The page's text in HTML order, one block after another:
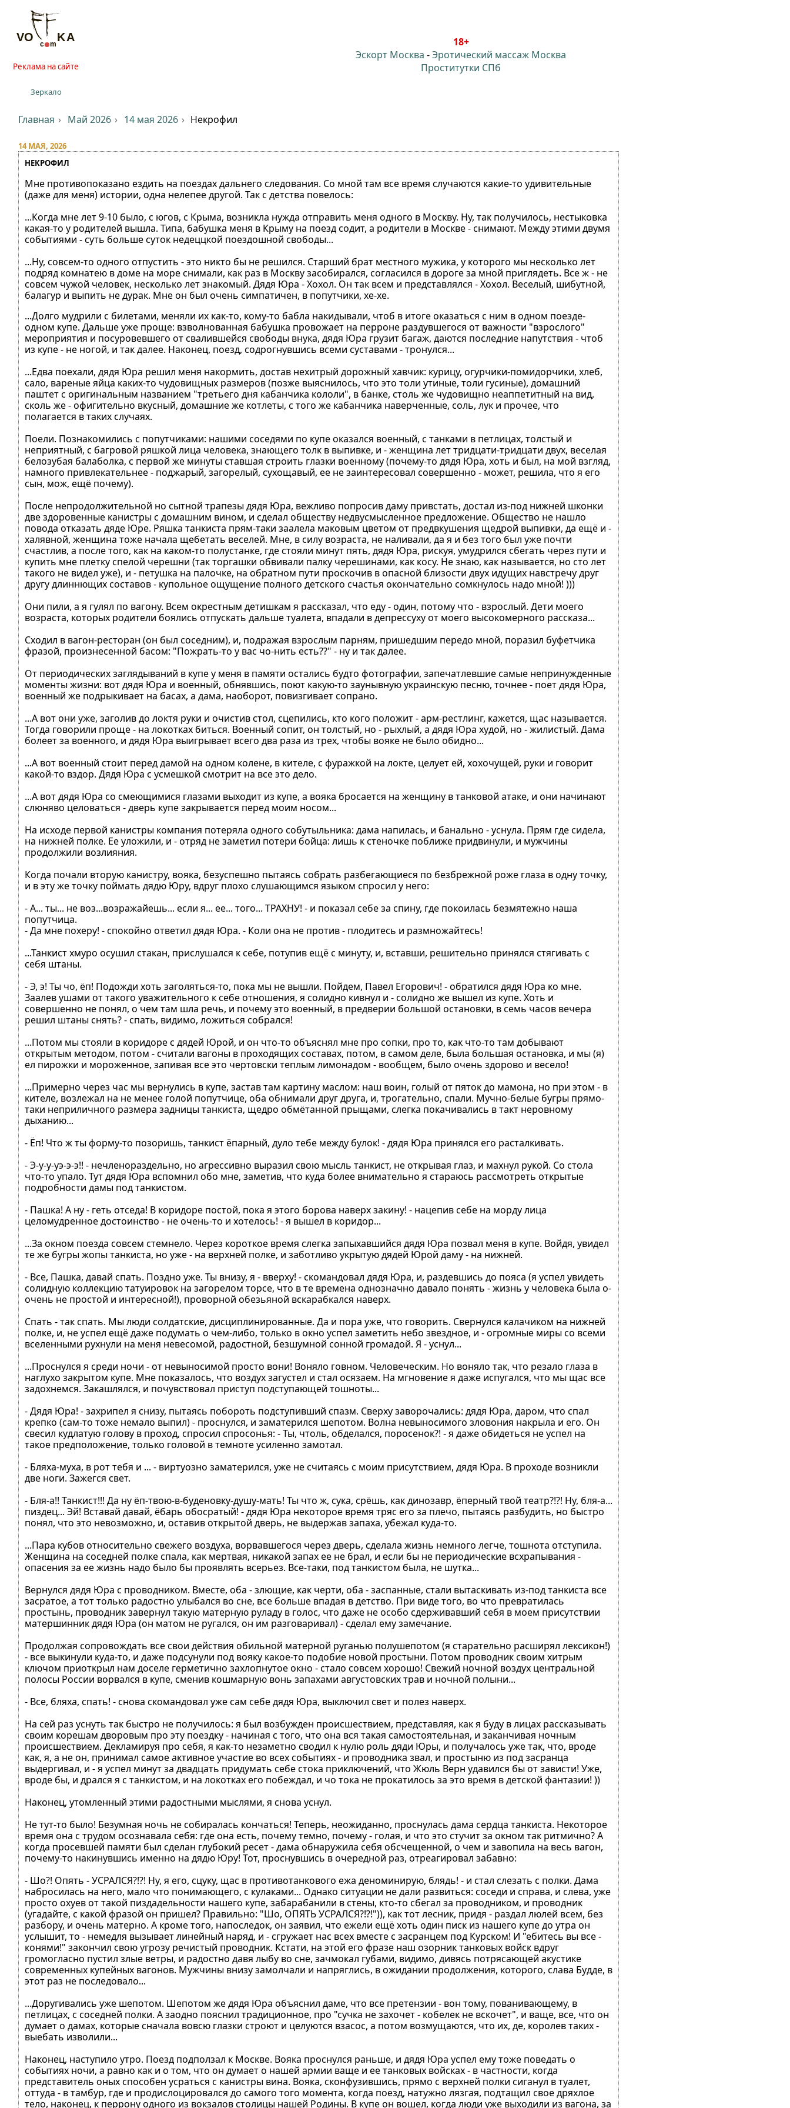
Реклама на сайте
Зеркало
18+
Эскорт Москва -Эротический массаж Москва
Проститутки СПб
Главная Май 2026 14 мая 2026 Некрофил
14 МАЯ, 2026
НЕКРОФИЛ
Мне противопоказано ездить на поездах дальнего следования. Со мной там все время случаются какие-то удивительные
(даже для меня) истории, одна нелепее другой. Так с детства повелось:
...Когда мне лет 9-10 было, с югов, с Крыма, возникла нужда отправить меня одного в Москву. Ну, так получилось, нестыковка
какая-то у родителей вышла. Типа, бабушка меня в Крыму на поезд содит, а родители в Москве - снимают. Между этими двумя
событиями - суть больше суток недеццкой поездошной свободы...
...Ну, совсем-то одного отпустить - это никто бы не решился. Старший брат местного мужика, у которого мы несколько лет
подряд комнатею в доме на море снимали, как раз в Москву засобирался, согласился в дороге за мной приглядеть. Все ж - не
совсем чужой человек, несколько лет знакомый. Дядя Юра - Хохол. Он так всем и представлялся - Хохол. Веселый, шибутной,
балагур и выпить не дурак. Мне он был очень симпатичен, в попутчики, хе-хе.
...Долго мудрили с билетами, меняли их как-то, кому-то бабла накидывали, чтоб в итоге оказаться с ним в одном поезде-
одном купе. Дальше уже проще: взволнованная бабушка провожает на перроне раздувшегося от важности "взрослого"
мероприятия и посуровевшего от свалившейся свободы внука, дядя Юра грузит багаж, даются последние напутствия - чтоб
из купе - не ногой, и так далее. Наконец, поезд, содрогнувшись всеми суставами - тронулся...
...Едва поехали, дядя Юра решил меня накормить, достав нехитрый дорожный хавчик: курицу, огурчики-помидорчики, хлеб,
сало, вареные яйца каких-то чудовищных размеров (позже выяснилось, что это толи утиные, толи гусиные), домашний
паштет с оригинальным названием "третьего дня кабанчика кололи", в банке, столь же чудовищно неаппетитный на вид,
сколь же - офигительно вкусный, домашние же котлеты, с того же кабанчика наверченные, соль, лук и прочее, что
полагается в таких случаях.
Поели. Познакомились с попутчиками: нашими соседями по купе оказался военный, с танками в петлицах, толстый и
неприятный, с багровой ряшкой лица человека, знающего толк в выпивке, и - женщина лет тридцати-тридцати двух, веселая
белозубая балаболка, с первой же минуты ставшая строить глазки военному (почему-то дядя Юра, хоть и был, на мой взгляд,
намного привлекательнее - поджарый, загорелый, сухощавый, ее не заинтересовал совершенно - может, решила, что я его
сын, мож, ещё почему).
После непродолжительной но сытной трапезы дядя Юра, вежливо попросив даму привстать, достал из-под нижней шконки
две здоровенные канистры с домашним вином, и сделал обществу недвусмысленное предложение. Общество не нашло
повода отказать дяде Юре. Ряшка танкиста прям-таки заалела маковым цветом от предвкушения щедрой выпивки, да ещё и -
халявной, женщина тоже начала щебетать веселей. Мне, в силу возраста, не наливали, да я и без того был уже почти
счастлив, а после того, как на каком-то полустанке, где стояли минут пять, дядя Юра, рискуя, умудрился сбегать через пути и
купить мне плетку спелой черешни (так торгашки обвивали палку черешинами, как косу. Не знаю, как называется, но сто лет
такого не видел уже), и - петушка на палочке, на обратном пути проскочив в опасной близости двух идущих навстречу друг
другу длиннющих составов - купольное ощущение полного детского счастья окончательно сомкнулось надо мной! )))
Они пили, а я гулял по вагону. Всем окрестным детишкам я рассказал, что еду - один, потому что - взрослый. Дети моего
возраста, которых родители боялись отпускать дальше туалета, впадали в депрессуху от моего высокомерного рассказа...
Сходил в вагон-ресторан (он был соседним), и, подражая взрослым парням, пришедшим передо мной, поразил буфетчика
фразой, произнесенной басом: "Пожрать-то у вас чо-нить есть??" - ну и так далее.
От периодических заглядываний в купе у меня в памяти остались будто фотографии, запечатлевшие самые непринужденные
моменты жизни: вот дядя Юра и военный, обнявшись, поют какую-то заунывную украинскую песню, точнее - поет дядя Юра,
военный же подрыкивает на басах, а дама, наоборот, повизгивает сопрано.
...А вот они уже, заголив до локтя руки и очистив стол, сцепились, кто кого положит - арм-рестлинг, кажется, щас называется.
Тогда говорили проще - на локотках биться. Военный сопит, он толстый, но - рыхлый, а дядя Юра худой, но - жилистый. Дама
болеет за военного, и дядя Юра выигрывает всего два раза из трех, чтобы вояке не было обидно...
...А вот военный стоит перед дамой на одном колене, в кителе, с фуражкой на локте, целует ей, хохочущей, руки и говорит
какой-то вздор. Дядя Юра с усмешкой смотрит на все это дело.
...А вот дядя Юра со смеющимися глазами выходит из купе, а вояка бросается на женщину в танковой атаке, и они начинают
слюняво целоваться - дверь купе закрывается перед моим носом...
На исходе первой канистры компания потеряла одного собутыльника: дама напилась, и банально - уснула. Прям где сидела,
на нижней полке. Ее уложили, и - отряд не заметил потери бойца: лишь к стеночке поближе придвинули, и мужчины
продолжили возлияния.
Когда почали вторую канистру, вояка, безуспешно пытаясь собрать разбегающиеся по безбрежной роже глаза в одну точку,
и в эту же точку поймать дядю Юру, вдруг плохо слушающимся языком спросил у него:
- А... ты... не воз...возражайешь... если я... ее... того... ТРАХНУ! - и показал себе за спину, где покоилась безмятежно наша
попутчица.
- Да мне похеру! - спокойно ответил дядя Юра. - Коли она не против - плодитесь и размножайтесь!
...Танкист хмуро осушил стакан, прислушался к себе, потупив ещё с минуту, и, вставши, решительно принялся стягивать с
себя штаны.
- Э, э! Ты чо, ёп! Подожди хоть заголяться-то, пока мы не вышли. Пойдем, Павел Егорович! - обратился дядя Юра ко мне.
Заалев ушами от такого уважительного к себе отношения, я солидно кивнул и - солидно же вышел из купе. Хоть и
совершенно не понял, о чем там шла речь, и почему это военный, в предверии большой остановки, в семь часов вечера
решил штаны снять? - спать, видимо, ложиться собрался!
...Потом мы стояли в коридоре с дядей Юрой, и он что-то объяснял мне про сопки, про то, как что-то там добывают
открытым методом, потом - считали вагоны в проходящих составах, потом, в самом деле, была большая остановка, и мы (я)
ел пирожки и мороженное, запивая все это чертовски теплым лимонадом - вообщем, было очень здорово и весело!
...Примерно через час мы вернулись в купе, застав там картину маслом: наш воин, голый от пяток до мамона, но при этом - в
кителе, возлежал на не менее голой попутчице, оба обнимали друг друга, и, трогательно, спали. Мучно-белые бугры прямо-
таки неприличного размера задницы танкиста, щедро обмётанной прыщами, слегка покачивались в такт неровному
дыханию...
- Ёп! Что ж ты форму-то позоришь, танкист ёпарный, дуло тебе между булок! - дядя Юра принялся его расталкивать.
- Э-у-у-уэ-э-э!! - нечленораздельно, но агрессивно выразил свою мысль танкист, не открывая глаз, и махнул рукой. Со стола
что-то упало. Тут дядя Юра вспомнил обо мне, заметив, что куда более внимательно я стараюсь рассмотреть открытые
подробности дамы под танкистом.
- Пашка! А ну - геть отседа! В коридоре постой, пока я этого борова наверх закину! - нацепив себе на морду лица
целомудренное достоинство - не очень-то и хотелось! - я вышел в коридор...
...За окном поезда совсем стемнело. Через короткое время слегка запыхавшийся дядя Юра позвал меня в купе. Войдя, увидел
те же бугры жопы танкиста, но уже - на верхней полке, и заботливо укрытую дядей Юрой даму - на нижней.
- Все, Пашка, давай спать. Поздно уже. Ты внизу, я - вверху! - скомандовал дядя Юра, и, раздевшись до пояса (я успел увидеть
солидную коллекцию татуировок на загорелом торсе, что в те времена однозначно давало понять - жизнь у человека была о-
очень не простой и интересной!), проворной обезьяной вскарабкался наверх.
Спать - так спать. Мы люди солдатские, дисциплинированные. Да и пора уже, что говорить. Свернулся калачиком на нижней
полке, и, не успел ещё даже подумать о чем-либо, только в окно успел заметить небо звездное, и - огромные миры со всеми
вселенными рухнули на меня невесомой, радостной, безшумной сонной громадой. Я - уснул...
...Проснулся я среди ночи - от невыносимой просто вони! Воняло говном. Человеческим. Но воняло так, что резало глаза в
наглухо закрытом купе. Мне показалось, что воздух загустел и стал осязаем. На мгновение я даже испугался, что мы щас все
задохнемся. Закашлялся, и почувствовал приступ подступающей тошноты...
- Дядя Юра! - захрипел я снизу, пытаясь побороть подступивший спазм. Сверху заворочались: дядя Юра, даром, что спал
крепко (сам-то тоже немало выпил) - проснулся, и заматерился шепотом. Волна невыносимого зловония накрыла и его. Он
свесил кудлатую голову в проход, спросил спросонья: - Ты, чтоль, обделался, поросенок?! - я даже обидеться не успел на
такое предположение, только головой в темноте усиленно замотал.
- Бляха-муха, в рот тебя и ... - виртуозно заматерился, уже не считаясь с моим присутствием, дядя Юра. В проходе возникли
две ноги. Зажегся свет.
- Бля-а!! Танкист!!! Да ну ёп-твою-в-буденовку-душу-мать! Ты что ж, сука, срёшь, как динозавр, ёперный твой театр?!?! Ну, бля-а...
пиздец... Эй! Вставай давай, ёбарь обосратый! - дядя Юра некоторое время тряс его за плечо, пытаясь разбудить, но быстро
понял, что это невозможно, и, оставив открытой дверь, не выдержав запаха, убежал куда-то.
...Пара кубов относительно свежего воздуха, ворвавшегося через дверь, сделала жизнь немного легче, тошнота отступила.
Женщина на соседней полке спала, как мертвая, никакой запах ее не брал, и если бы не периодические всхрапывания -
опасения за ее жизнь надо было бы проявлять всерьез. Все-таки, под танкистом была, не шутка...
Вернулся дядя Юра с проводником. Вместе, оба - злющие, как черти, оба - заспанные, стали вытаскивать из-под танкиста все
засратое, а тот только радостно улыбался во сне, все больше впадая в детство. При виде того, во что превратилась
простынь, проводник завернул такую матерную руладу в голос, что даже не особо сдерживавший себя в моем присутствии
матершинник дядя Юра (он матом не ругался, он им разговаривал) - сделал ему замечание.
Продолжая сопровождать все свои действия обильной матерной руганью полушепотом (я старательно расширял лексикон!)
- все выкинули куда-то, и даже подсунули под вояку какое-то подобие новой простыни. Потом проводник своим хитрым
ключом приоткрыл нам доселе герметично захлопнутое окно - стало совсем хорошо! Свежий ночной воздух центральной
полосы России ворвался в купе, сменив кошмарную вонь запахами августовских трав и ночной полыни...
- Все, бляха, спать! - снова скомандовал уже сам себе дядя Юра, выключил свет и полез наверх.
На сей раз уснуть так быстро не получилось: я был возбужден происшествием, представляя, как я буду в лицах рассказывать
своим корешам дворовым про эту поездку - начиная с того, что она вся такая самостоятельная, и заканчивая ночным
происшествием. Декламируя про себя, я как-то незаметно сводил к нулю роль дяди Юры, и получалось уже так, что, вроде
как, я, а не он, принимал самое активное участие во всех событиях - и проводника звал, и простыню из под засранца
выдергивал, и - я успел минут за двадцать придумать себе стока приключений, что Жюль Верн удавился бы от зависти! Уже,
вроде бы, и дрался я с танкистом, и на локотках его побеждал, и чо тока не прокатилось за это время в детской фантазии! ))
Наконец, утомленный этими радостными мыслями, я снова уснул.
Не тут-то было! Безумная ночь не собиралась кончаться! Теперь, неожиданно, проснулась дама сердца танкиста. Некоторое
время она с трудом осознавала себя: где она есть, почему темно, почему - голая, и что это стучит за окном так ритмично? А
когда просевшей памяти был сделан глубокий ресет - дама обнаружила себя обсчещенной, о чем и завопила на весь вагон,
почему-то накинувшись именно на дядю Юру! Тот, проснувшись в очередной раз, отреагировал забавно:
- Шо?! Опять - УСРАЛСЯ?!?! Ну, я его, сцуку, щас в противотанкового ежа деноминирую, блядь! - и стал слезать с полки. Дама
набросилась на него, мало что понимающего, с кулаками... Однако ситуации не дали развиться: соседи и справа, и слева, уже
просто охуев от такой пиздадельности нашего купе, забарабанили в стены, кто-то сбегал за проводником, и проводник
(угадайте, с какой фразой он пришел? Правильно: "Шо, ОПЯТЬ УСРАЛСЯ?!?!")), как тот лесник, придя - раздал люлей всем, без
разбору, и очень матерно. А кроме того, напоследок, он заявил, что ежели ещё хоть один писк из нашего купе до утра он
услышит, то - немедля вызывает линейный наряд, и - сгружает нас всех вместе с засранцем под Курском! И "ебитесь вы все -
конями!" закончил свою угрозу речистый проводник. Кстати, на этой его фразе наш озорник танковых войск вдруг
громогласно пустил злые ветры, и радостно давя лыбу во сне, зачмокал губами, видимо, дивясь потрясающей акустике
современных купейных вагонов. Мужчины внизу замолчали и напряглись, в ожидании продолжения, которого, слава Будде, в
этот раз не последовало...
...Доругивались уже шепотом. Шепотом же дядя Юра объяснил даме, что все претензии - вон тому, пованивающему, в
петлицах, с соседней полки. А заодно пояснил традиционное, про "сучка не захочет - кобелек не вскочет", и ваще, все, что он
думает о дамах, которые сначала вовсю глазки строют и целуются взасос, а потом возмущаются, что их, де, королев таких -
выебать изволили...
Наконец, наступило утро. Поезд подползал к Москве. Вояка проснулся раньше, и дядя Юра успел ему тоже поведать о
событиях ночи, а равно как и о том, что он думает о нашей армии ваще и ее танковых войсках - в частности, когда
представитель оных способен усраться с канистры вина. Вояка, сконфузившись, прямо с верхней полки сиганул в туалет,
оттуда - в тамбур, где и продислоцировался до самого того момента, когда поезд, натужно лязгая, подтащил свое дряхлое
тело, наконец, к перрону одного из вокзалов столицы нашей Родины. В купе он вошел, когда люди уже выходили из вагона, за